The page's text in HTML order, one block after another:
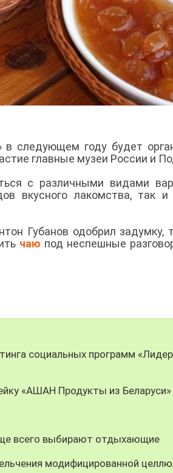
следующем году будет
главные музеи России и
с различными видами
вкусного лакомства, так
Губанов одобрил задумку,
чаю под неспешные
социальных программ
«АШАН Продукты из Беларуси»
всего выбирают отдыхающие
модифицированной